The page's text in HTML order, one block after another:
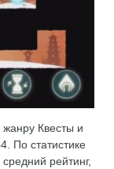
жанру Квесты и
По статистике
рейтинг,